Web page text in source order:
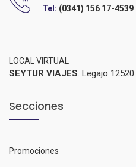
Tel: (0341) 156 17-4539
LOCAL VIRTUAL
SEYTUR VIAJES. Legajo 12520.
Secciones
Promociones